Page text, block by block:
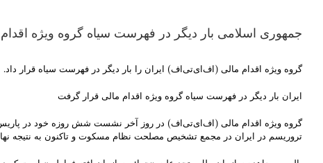
جمهوری اسلامی بار دیگر در فهرست سیاه گروه ویژه
گروه ویژه اقدام مالی (اف‌ای‌تی‌اف) ایران را بار دیگر در فهرست سیاه قرار
ایران بار دیگر در فهرست سیاه گروه ویژه اقدام مالی قرار گرفت
گروه ویژه اقدام مالی (اف‌ای‌تی‌اف) در روز آخر نشست شش روزه خود در پاریس،
تروریسم در ایران در مجمع تشخیص مصلحت نظام مسکوت و تاکنون به نتیجه